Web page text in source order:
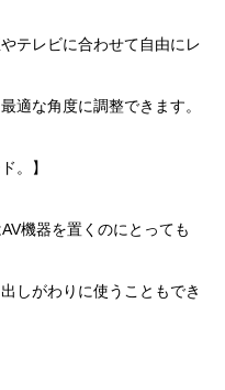
テレビに合わせて自由にレ
適な角度に調整できます。
。】
機器を置くのにとっても
しがわりに使うこともでき